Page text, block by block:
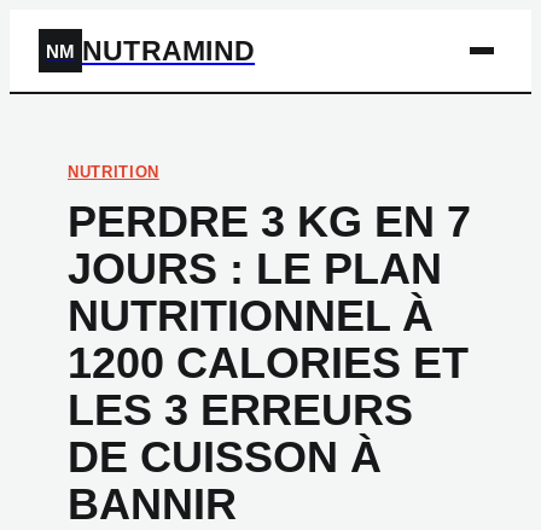
NM NUTRAMIND
NUTRITION
PERDRE 3 KG EN 7
JOURS : LE PLAN
NUTRITIONNEL À
1200 CALORIES ET
LES 3 ERREURS
DE CUISSON À
BANNIR